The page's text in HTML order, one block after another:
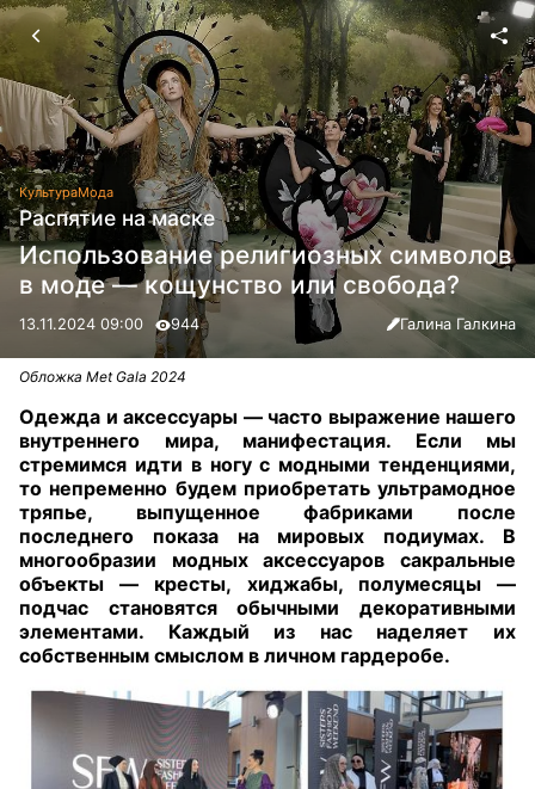
КультураМода
Распятие на маске
Использование религиозных символов
в моде — кощунство или свобода?
13.11.2024 09:00 944 Галина Галкина
Обложка Met Gala 2024
Одежда и аксессуары — часто выражение нашего
внутреннего мира, манифестация. Если мы
стремимся идти в ногу с модными тенденциями,
то непременно будем приобретать ультрамодное
тряпье, выпущенное фабриками после
последнего показа на мировых подиумах. В
многообразии модных аксессуаров сакральные
объекты — кресты, хиджабы, полумесяцы —
подчас становятся обычными декоративными
элементами. Каждый из нас наделяет их
собственным смыслом в личном гардеробе.